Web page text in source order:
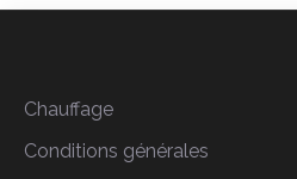
Chauffage
Conditions générales